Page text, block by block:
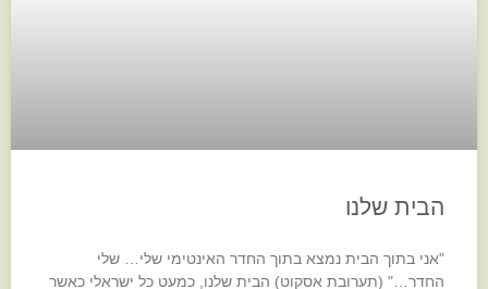
הבית שלנו
"אני בתוך הבית נמצא בתוך החדר האינטימי שלי… שלי
החדר…" (תערובת אסקוט) הבית שלנו, כמעט כל ישראלי כאשר